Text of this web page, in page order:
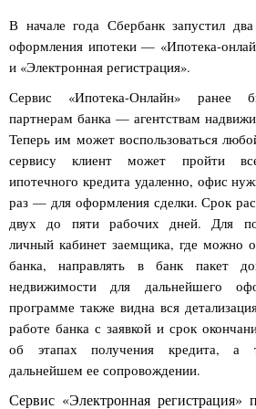
В начале года Сбербанк запустил
оформления ипотеки — «Ипотека-
и «Электронная регистрация».
Сервис «Ипотека-Онлайн» ранее
партнерам банка — агентствам
Теперь им может воспользоваться
сервису клиент может пройти
ипотечного кредита удаленно, офис
раз — для оформления сделки. Срок
двух до пяти рабочих дней. Для
личный кабинет заемщика, где можно
банка, направлять в банк пакет
недвижимости для дальнейшего
программе также видна вся
работе банка с заявкой и срок
об этапах получения кредита, а
дальнейшем ее сопровождении.
Сервис «Электронная регистрация»